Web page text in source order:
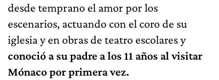
desde temprano el amor por los
escenarios, actuando con el coro de su
iglesia y en obras de teatro escolares y
conoció a su padre a los 11 años al visitar
Mónaco por primera vez.